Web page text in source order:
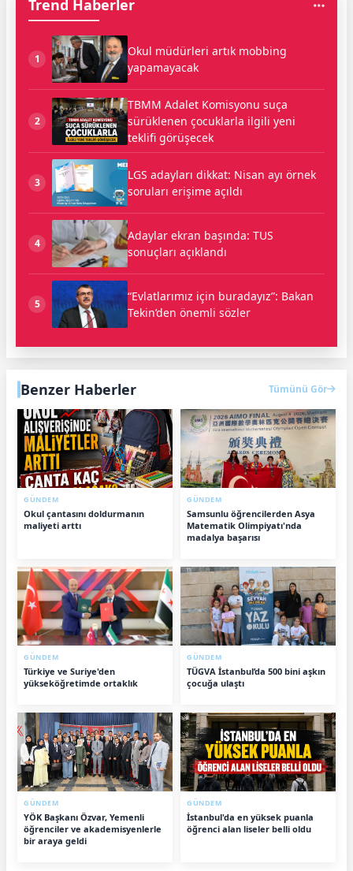
Trend Haberler
1
Okul müdürleri artık mobbing
yapamayacak
2
TBMM Adalet Komisyonu suça
sürüklenen çocuklarla ilgili yeni
teklifi görüşecek
3
LGS adayları dikkat: Nisan ayı örnek
soruları erişime açıldı
4
Adaylar ekran başında: TUS
sonuçları açıklandı
5
“Evlatlarımız için buradayız”: Bakan
Tekin’den önemli sözler
Benzer Haberler Tümünü Gör
GÜNDEM
Okul çantasını doldurmanın
maliyeti arttı
GÜNDEM
Samsunlu öğrencilerden Asya
Matematik Olimpiyatı'nda
madalya başarısı
GÜNDEM
Türkiye ve Suriye'den
yükseköğretimde ortaklık
GÜNDEM
TÜGVA İstanbul’da 500 bini aşkın
çocuğa ulaştı
GÜNDEM
YÖK Başkanı Özvar, Yemenli
öğrenciler ve akademisyenlerle
bir araya geldi
GÜNDEM
İstanbul'da en yüksek puanla
öğrenci alan liseler belli oldu